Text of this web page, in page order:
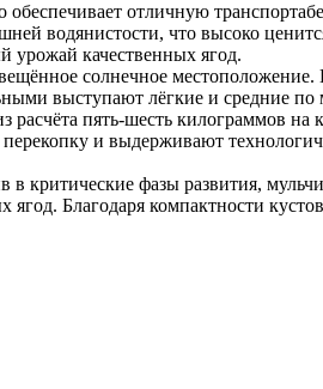
отличную
водянистости, что высоко
урожай качественных ягод.
солнечное местоположение.
выступают лёгкие и средние по
пять-шесть килограммов на
и выдерживают
критические фазы развития,
Благодаря компактности